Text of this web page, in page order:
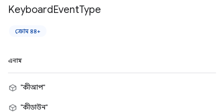
KeyboardEventType
ক্রোম ৪৪+
এনাম
"কীআপ"
"কীডাউন"